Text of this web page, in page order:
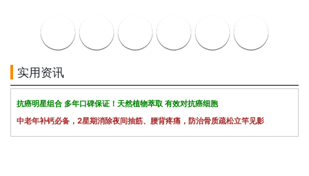
实用资讯
抗癌明星组合 多年口碑保证！天然植物萃取 有效对抗癌细胞
中老年补钙必备，2星期消除夜间抽筋、腰背疼痛，防治骨质疏松立竿见影